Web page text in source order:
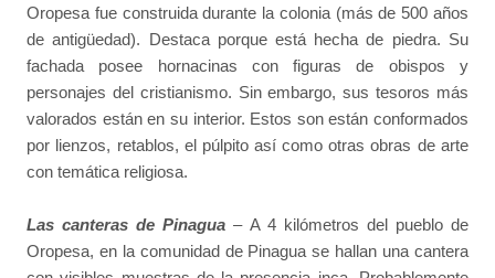
Oropesa fue construida durante la colonia (más de 500 años
de antigüedad). Destaca porque está hecha de piedra. Su
fachada posee hornacinas con figuras de obispos y
personajes del cristianismo. Sin embargo, sus tesoros más
valorados están en su interior. Estos son están conformados
por lienzos, retablos, el púlpito así como otras obras de arte
con temática religiosa.
Las canteras de Pinagua – A 4 kilómetros del pueblo de
Oropesa, en la comunidad de Pinagua se hallan una cantera